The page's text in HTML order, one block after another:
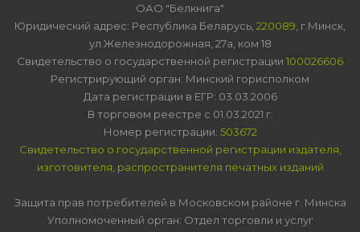
ОАО "Белкнига"
Юридический адрес: Республика Беларусь, 220089 , г.Минск,
ул.Железнодорожная, 27а, ком 18
Свидетельство о государственной регистрации 100026606
Регистрирующий орган: Минский горисполком
Дата регистрации в ЕГР: 03.03.2006
В торговом реестре с 01.03.2021 г.
Номер регистрации: 503672
Свидетельство о государственной регистрации издателя,
изготовителя, распространителя печатных изданий
Защита прав потребителей в Московском районе г. Минска
Уполномоченный орган: Отдел торговли и услуг